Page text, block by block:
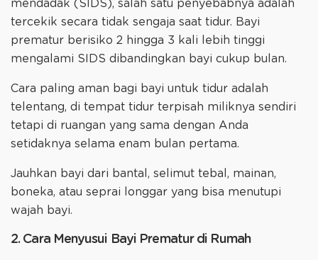
mendadak (SIDS), salah satu penyebabnya adalah
tercekik secara tidak sengaja saat tidur. Bayi
prematur berisiko 2 hingga 3 kali lebih tinggi
mengalami SIDS dibandingkan bayi cukup bulan.
Cara paling aman bagi bayi untuk tidur adalah
telentang, di tempat tidur terpisah miliknya sendiri
tetapi di ruangan yang sama dengan Anda
setidaknya selama enam bulan pertama.
Jauhkan bayi dari bantal, selimut tebal, mainan,
boneka, atau seprai longgar yang bisa menutupi
wajah bayi.
2. Cara Menyusui Bayi Prematur di Rumah